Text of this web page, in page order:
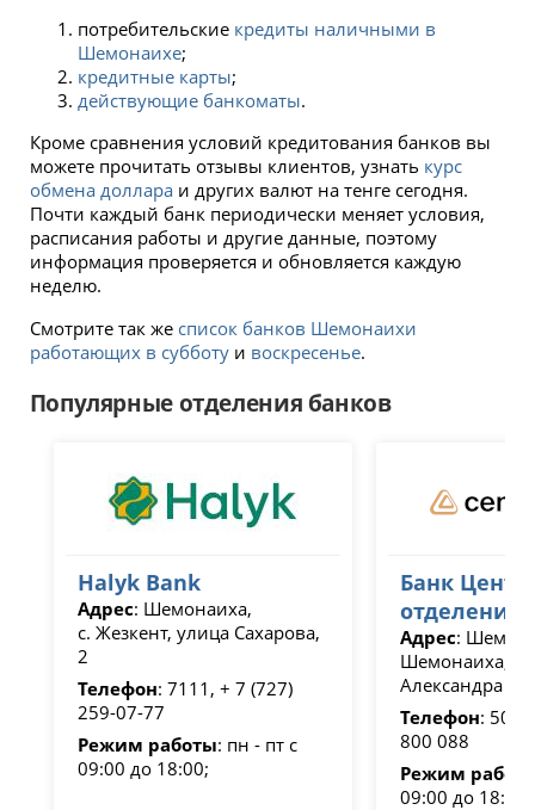
потребительские кредиты наличными в
Шемонаихе;
кредитные карты;
действующие банкоматы.
Кроме сравнения условий кредитования банков вы
можете прочитать отзывы клиентов, узнать курс
обмена доллараи других валют на тенге сегодня.
Почти каждый банк периодически меняет условия,
расписания работы и другие данные, поэтому
информация проверяется и обновляется каждую
неделю.
Смотрите так же список банков Шемонаихи
работающих в субботуи воскресенье.
Популярные отделения банков
Halyk Bank
Адрес: Шемонаиха,
с. Жезкент, улица Сахарова,
2
Телефон: 7111, + 7 (727)
259-07-77
Режим работы: пн - пт с
09:00 до 18:00;
Банк
отделение
Адрес:
Шемонаиха,
Александра
Телефон: 505,
800 088
Режим
09:00 до 18:00;